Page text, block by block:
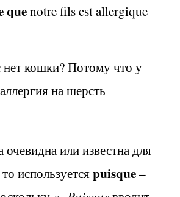
quenotre fils est allergique
кошки? Потому что у
на шерсть
или известна для
используетсяpuisque–